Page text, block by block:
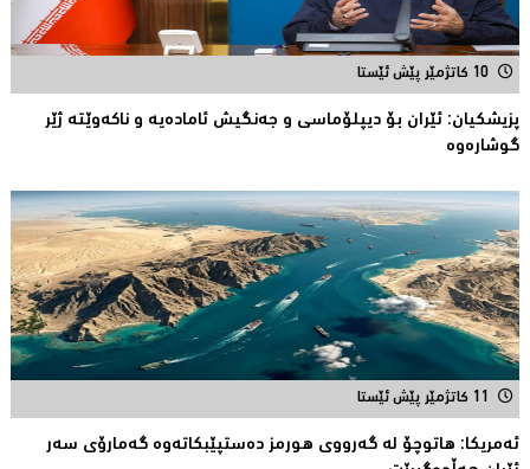
10 کاتژمێر پێش ئێستا
پزیشكیان: ئێران بۆ دیپلۆماسی و جەنگیش ئامادەیە و ناکەوێتە ژێر
گوشارەوە
11 کاتژمێر پێش ئێستا
ئەمریكا: هاتوچۆ لە گەرووی هورمز دەستپێبكاتەوە گەمارۆی سەر